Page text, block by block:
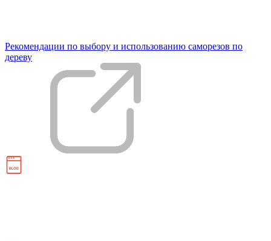
Рекомендации по выбору и использованию саморезов по
дереву